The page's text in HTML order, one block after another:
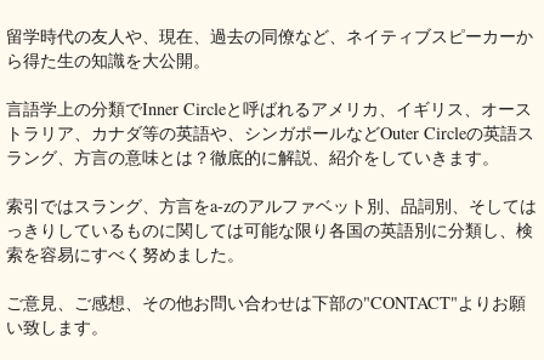
留学時代の友人や、現在、過去の同僚など、ネイティブスピーカーか
ら得た生の知識を大公開。
言語学上の分類でInner Circleと呼ばれるアメリカ、イギリス、オース
トラリア、カナダ等の英語や、シンガポールなどOuter Circleの英語ス
ラング、方言の意味とは？徹底的に解説、紹介をしていきます。
索引ではスラング、方言をa-zのアルファベット別、品詞別、そしては
っきりしているものに関しては可能な限り各国の英語別に分類し、検
索を容易にすべく努めました。
ご意見、ご感想、その他お問い合わせは下部の"CONTACT"よりお願
い致します。